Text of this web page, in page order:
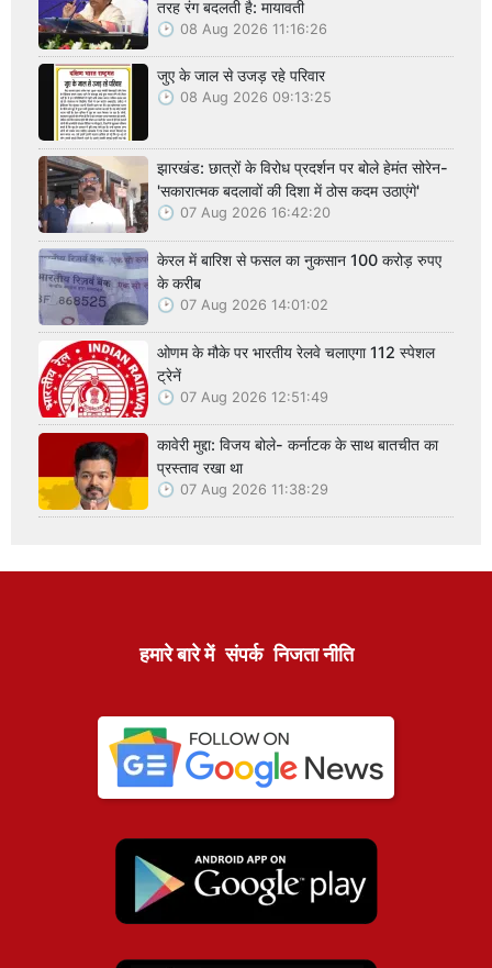
तरह रंग बदलती है: मायावती
08 Aug 2026 11:16:26
जुए के जाल से उजड़ रहे परिवार
08 Aug 2026 09:13:25
झारखंड: छात्रों के विरोध प्रदर्शन पर बोले हेमंत सोरेन-
'सकारात्मक बदलावों की दिशा में ठोस कदम उठाएंगे'
07 Aug 2026 16:42:20
केरल में बारिश से फसल का नुकसान 100 करोड़ रुपए
के करीब
07 Aug 2026 14:01:02
ओणम के मौके पर भारतीय रेलवे चलाएगा 112 स्पेशल
ट्रेनें
07 Aug 2026 12:51:49
कावेरी मुद्दा: विजय बोले- कर्नाटक के साथ बातचीत का
प्रस्ताव रखा था
07 Aug 2026 11:38:29
हमारे बारे में संपर्क निजता नीति